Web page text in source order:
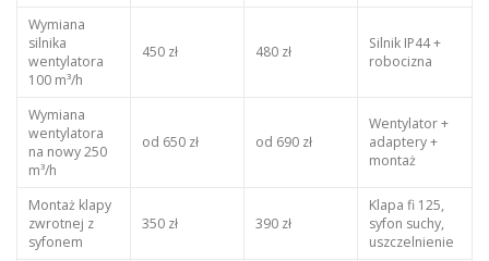
Wymiana
silnika
wentylatora
100 m³/h
450 zł 480 zł
Silnik IP44 +
robocizna
Wymiana
wentylatora
na nowy 250
m³/h
od 650 zł od 690 zł
Wentylator +
adaptery +
montaż
Montaż klapy
zwrotnej z
syfonem
350 zł 390 zł
Klapa fi 125,
syfon suchy,
uszczelnienie